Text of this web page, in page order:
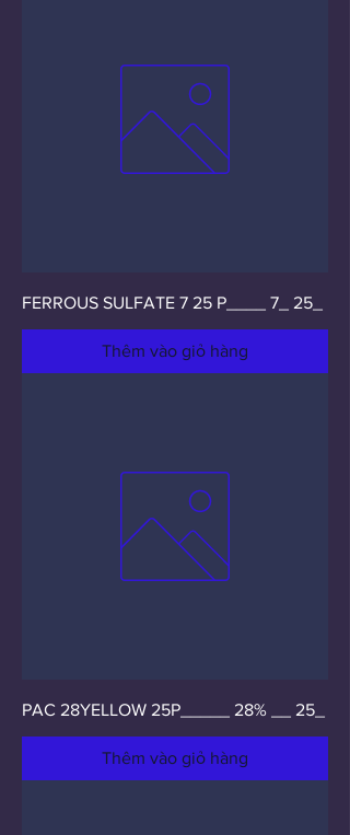
FERROUS SULFATE 7 25 P____ 7_ 25_
Thêm vào giỏ hàng
PAC 28YELLOW 25P_____ 28% __ 25_
Thêm vào giỏ hàng